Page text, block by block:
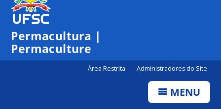
Permacultura |
Permaculture
Área Restrita Administradores do Site
MENU